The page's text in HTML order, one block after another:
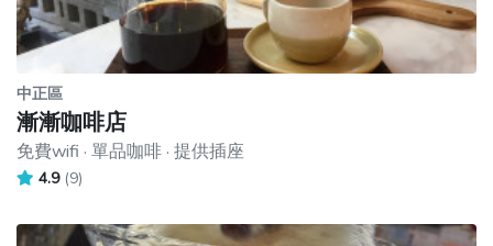
中正區
漸漸咖啡店
免費wifi · 單品咖啡 · 提供插座
4.9 (9)